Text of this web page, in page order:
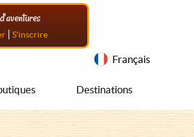
| S'inscrire
Français
Destinations